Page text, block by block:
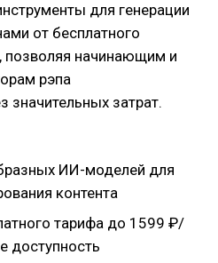
для генерации
от бесплатного
начинающим и
рэпа
значительных затрат.
ИИ-моделей для
контента
тарифа до 1599 ₽/
доступность